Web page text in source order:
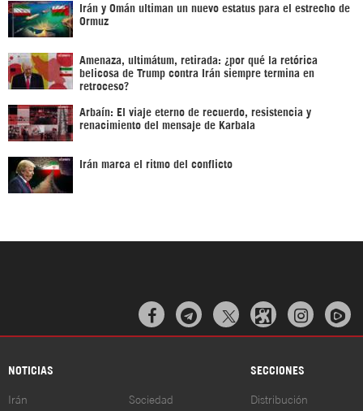
Irán y Omán ultiman un nuevo estatus para el estrecho de
Ormuz
Amenaza, ultimátum, retirada: ¿por qué la retórica
belicosa de Trump contra Irán siempre termina en
retroceso?
Arbaín: El viaje eterno de recuerdo, resistencia y
renacimiento del mensaje de Karbala
Irán marca el ritmo del conflicto
  
NOTICIAS SECCIONES
Irán Sociedad Distribución